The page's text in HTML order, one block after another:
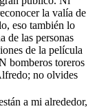
la valía de
eso también lo
de las personas
de la película
bomberos toreros
no olvides
a mi alrededor,